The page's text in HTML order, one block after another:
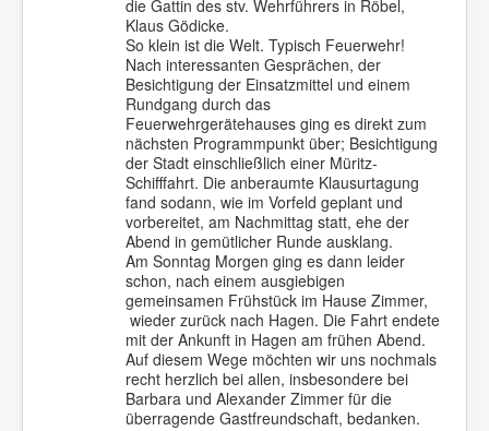
die Gattin des stv. Wehrführers in Röbel,
Klaus Gödicke.
So klein ist die Welt. Typisch Feuerwehr!
Nach interessanten Gesprächen, der
Besichtigung der Einsatzmittel und einem
Rundgang durch das
Feuerwehrgerätehauses ging es direkt zum
nächsten Programmpunkt über; Besichtigung
der Stadt einschließlich einer Müritz-
Schifffahrt. Die anberaumte Klausurtagung
fand sodann, wie im Vorfeld geplant und
vorbereitet, am Nachmittag statt, ehe der
Abend in gemütlicher Runde ausklang.
Am Sonntag Morgen ging es dann leider
schon, nach einem ausgiebigen
gemeinsamen Frühstück im Hause Zimmer,
wieder zurück nach Hagen. Die Fahrt endete
mit der Ankunft in Hagen am frühen Abend.
Auf diesem Wege möchten wir uns nochmals
recht herzlich bei allen, insbesondere bei
Barbara und Alexander Zimmer für die
überragende Gastfreundschaft, bedanken.